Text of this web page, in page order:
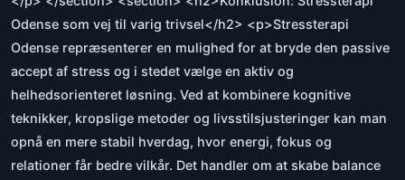
Odense som vej til varig trivsel</h2> <p>Stressterapi
Odense repræsenterer en mulighed for at bryde den passive
accept af stress og i stedet vælge en aktiv og
helhedsorienteret løsning. Ved at kombinere kognitive
teknikker, kropslige metoder og livsstilsjusteringer kan man
opnå en mere stabil hverdag, hvor energi, fokus og
relationer får bedre vilkår. Det handler om at skabe balance